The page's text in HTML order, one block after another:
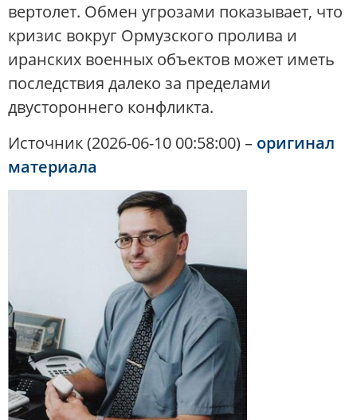
вертолет. Обмен угрозами показывает, что
кризис вокруг Ормузского пролива и
иранских военных объектов может иметь
последствия далеко за пределами
двустороннего конфликта.
Источник (2026-06-10 00:58:00) – оригинал
материала